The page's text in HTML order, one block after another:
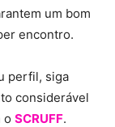
um bom
encontro.
perfil, siga
considerável
o SCRUFF.